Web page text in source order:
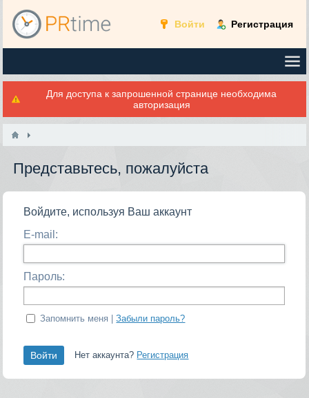
Войти Регистрация
Для доступа к запрошенной странице необходима
авторизация
Представьтесь, пожалуйста
Войдите, используя Ваш аккаунт
E-mail:
Пароль:
Запомнить меня |Забыли пароль?
Нет аккаунта? Регистрация